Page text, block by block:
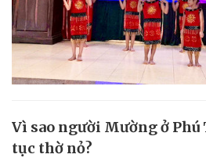
Vì sao người Mường ở
tục thờ nỏ?